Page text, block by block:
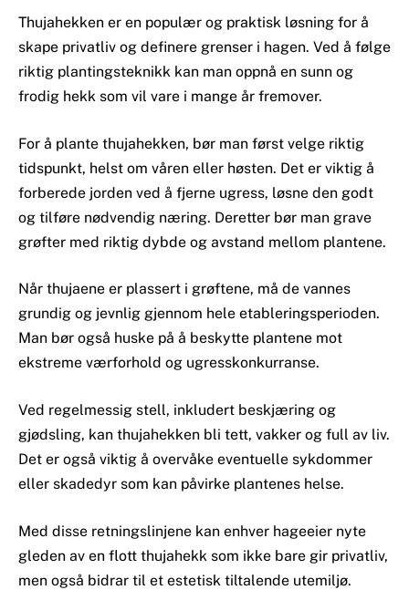
Thujahekken er en populær og praktisk løsning for å
skape privatliv og definere grenser i hagen. Ved å følge
riktig plantingsteknikk kan man oppnå en sunn og
frodig hekk som vil vare i mange år fremover.
For å plante thujahekken, bør man først velge riktig
tidspunkt, helst om våren eller høsten. Det er viktig å
forberede jorden ved å fjerne ugress, løsne den godt
og tilføre nødvendig næring. Deretter bør man grave
grøfter med riktig dybde og avstand mellom plantene.
Når thujaene er plassert i grøftene, må de vannes
grundig og jevnlig gjennom hele etableringsperioden.
Man bør også huske på å beskytte plantene mot
ekstreme værforhold og ugresskonkurranse.
Ved regelmessig stell, inkludert beskjæring og
gjødsling, kan thujahekken bli tett, vakker og full av liv.
Det er også viktig å overvåke eventuelle sykdommer
eller skadedyr som kan påvirke plantenes helse.
Med disse retningslinjene kan enhver hageeier nyte
gleden av en flott thujahekk som ikke bare gir privatliv,
men også bidrar til et estetisk tiltalende utemiljø.